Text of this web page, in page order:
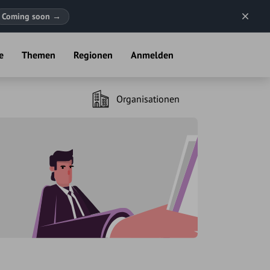
Coming soon →
Themen Regionen Anmelden
Organisationen